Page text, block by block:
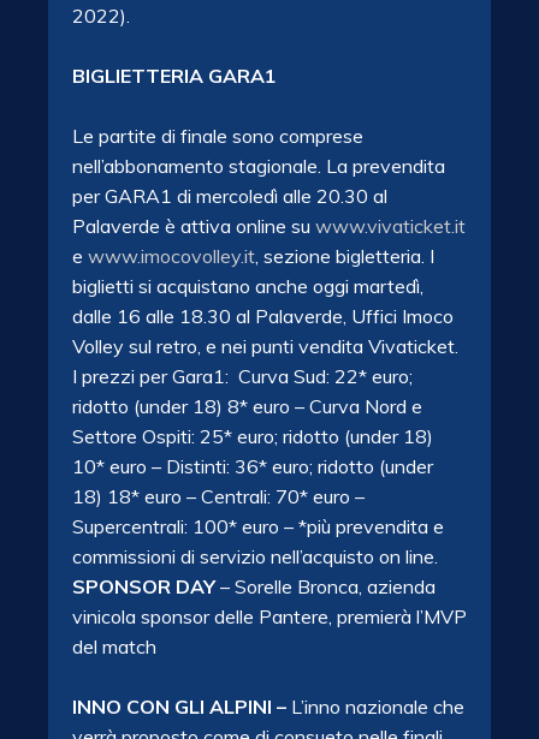
2022).
BIGLIETTERIA GARA1
Le partite di finale sono comprese
nell’abbonamento stagionale. La prevendita
per GARA1 di mercoledì alle 20.30 al
Palaverde è attiva online su www.vivaticket.it
e www.imocovolley.it, sezione bigletteria. I
biglietti si acquistano anche oggi martedì,
dalle 16 alle 18.30 al Palaverde, Uffici Imoco
Volley sul retro, e nei punti vendita Vivaticket.
I prezzi per Gara1: Curva Sud: 22* euro;
ridotto (under 18) 8* euro – Curva Nord e
Settore Ospiti: 25* euro; ridotto (under 18)
10* euro – Distinti: 36* euro; ridotto (under
18) 18* euro – Centrali: 70* euro –
Supercentrali: 100* euro – *più prevendita e
commissioni di servizio nell’acquisto on line.
SPONSOR DAY– Sorelle Bronca, azienda
vinicola sponsor delle Pantere, premierà l’MVP
del match
INNO CON GLI ALPINI – L’inno nazionale che